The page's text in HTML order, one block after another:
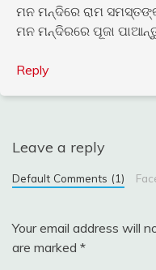
ମନ ମନ୍ଦିରେ ରାମ
ମନ ମନ୍ଦିରରେ ପୂଜା
Reply
Leave a reply
Default Comments (1)
Your email address will
are marked *